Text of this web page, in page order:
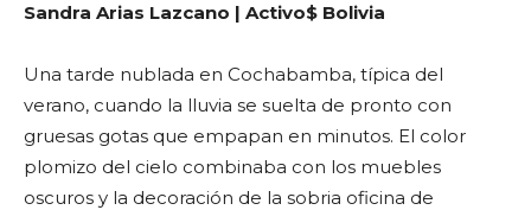
Sandra Arias Lazcano | Activo$ Bolivia
Una tarde nublada en Cochabamba, típica del
verano, cuando la lluvia se suelta de pronto con
gruesas gotas que empapan en minutos. El color
plomizo del cielo combinaba con los muebles
oscuros y la decoración de la sobria oficina de